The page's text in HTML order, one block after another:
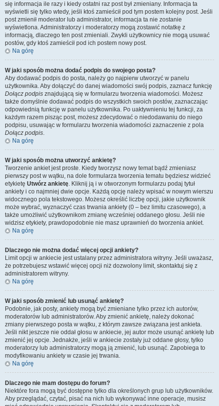
się informacja ile razy i kiedy ostatni raz post był zmieniany. Informacja ta
wyświetli się tylko wtedy, jeśli ktoś zamieścił pod tym postem kolejny post. Jeśli
post zmienił moderator lub administrator, informacja ta nie zostanie
wyświetlona. Administratorzy i moderatorzy mogą zostawić notatkę z
informacją, dlaczego ten post zmieniali. Zwykli użytkownicy nie mogą usuwać
postów, gdy ktoś zamieścił pod ich postem nowy post.
Na górę
W jaki sposób można dodać podpis do swojego posta?
Aby dodawać podpis do posta, należy go najpierw utworzyć w panelu
użytkownika. Aby dołączyć do danej wiadomości swój podpis, zaznacz funkcję
Dołącz podpis znajdującą się w formularzu tworzenia wiadomości. Możesz
także domyślnie dodawać podpis do wszystkich swoich postów, zaznaczając
odpowiednią funkcję w panelu użytkownika. Po uaktywnieniu tej funkcji, za
każdym razem pisząc post, możesz zdecydować o niedodawaniu do niego
podpisu, usuwając w formularzu tworzenia wiadomości zaznaczenie z pola
Dołącz podpis.
Na górę
W jaki sposób można utworzyć ankietę?
Tworzenie ankiet jest proste. Kiedy tworzysz nowy temat bądź zmieniasz
pierwszy post w wątku, na dole formularza tworzenia tematu będziesz widzieć
etykietę Utwórz ankietę. Kliknij ją i w otworzonym formularzu podaj tytuł
ankiety i co najmniej dwie opcje. Każdą opcję należy wpisać w nowym wierszu
widocznego pola tekstowego. Możesz określić liczbę opcji, jakie użytkownik
może wybrać, wyznaczyć czas trwania ankiety (0 – bez limitu czasowego), a
także umożliwić użytkownikom zmianę wcześniej oddanego głosu. Jeśli nie
widzisz etykiety, prawdopodobnie nie masz uprawnień do tworzenia ankiet.
Na górę
Dlaczego nie można dodać więcej opcji ankiety?
Limit opcji w ankiecie jest ustalany przez administratora witryny. Jeśli uważasz,
że potrzebujesz wstawić więcej opcji niż dozwolony limit, skontaktuj się z
administratorem witryny.
Na górę
W jaki sposób zmienić lub usunąć ankietę?
Podobnie, jak posty, ankiety mogą być zmieniane tylko przez ich autorów,
moderatorów lub administratorów. Aby zmienić ankietę, należy dokonać
zmiany pierwszego posta w wątku, z którym zawsze związana jest ankieta.
Jeśli nikt jeszcze nie oddał głosu w ankiecie, jej autor może usunąć ankietę lub
zmienić jej opcje. Jednakże, jeśli w ankiecie zostały już oddane głosy, tylko
moderatorzy lub administratorzy mogą ją zmienić, lub usunąć. Zapobiega to
modyfikowaniu ankiety w czasie jej trwania.
Na górę
Dlaczego nie mam dostępu do forum?
Niektóre fora mogą być dostępne tylko dla określonych grup lub użytkowników.
Aby przeglądać, czytać, pisać na nich lub wykonywać inne operacje, musisz